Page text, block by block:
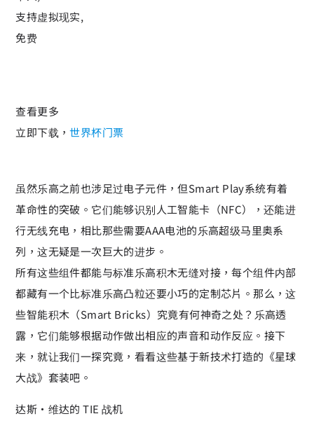
支持虚拟现实,
免费
查看更多
立即下载，世界杯门票
虽然乐高之前也涉足过电子元件，但Smart Play系统有着
革命性的突破。它们能够识别人工智能卡（NFC），还能进
行无线充电，相比那些需要AAA电池的乐高超级马里奥系
列，这无疑是一次巨大的进步。
所有这些组件都能与标准乐高积木无缝对接，每个组件内部
都藏有一个比标准乐高凸粒还要小巧的定制芯片。那么，这
些智能积木（Smart Bricks）究竟有何神奇之处？乐高透
露，它们能够根据动作做出相应的声音和动作反应。接下
来，就让我们一探究竟，看看这些基于新技术打造的《星球
大战》套装吧。
达斯·维达的 TIE 战机